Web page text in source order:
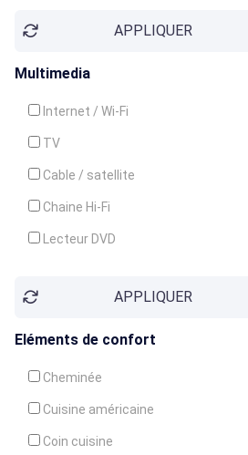
APPLIQUER
Multimedia
Internet / Wi-Fi
TV
Cable / satellite
Chaine Hi-Fi
Lecteur DVD
APPLIQUER
Eléments de confort
Cheminée
Cuisine américaine
Coin cuisine